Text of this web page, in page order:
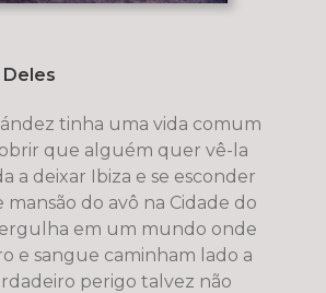
tinha uma vida comum
que alguém quer vê-la
a deixar Ibiza e se esconder
do avô na Cidade do
em um mundo onde
e sangue caminham lado a
perigo talvez não